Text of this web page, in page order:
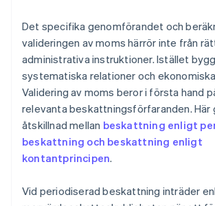
Det specifika genomförandet och
valideringen av moms härrör inte från
administrativa instruktioner. Istället
systematiska relationer och
Validering av moms beror i första hand
relevanta beskattningsförfaranden. Här
åtskillnad mellan beskattning enligt
beskattning och beskattning enligt
kontantprincipen.
Vid periodiserad beskattning inträder